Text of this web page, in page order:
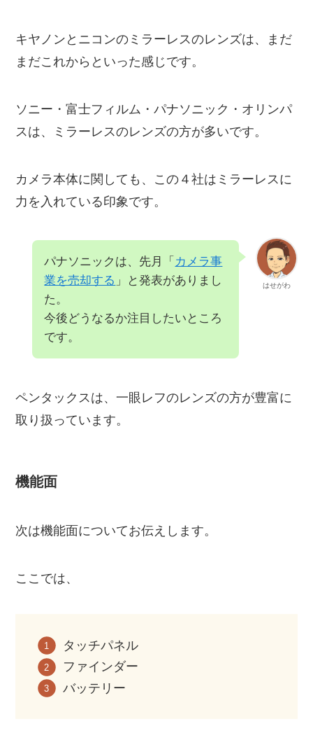
キヤノンとニコンのミラーレスのレンズは、まだ
まだこれからといった感じです。
ソニー・富士フィルム・パナソニック・オリンパ
スは、ミラーレスのレンズの方が多いです。
カメラ本体に関しても、この４社はミラーレスに
力を入れている印象です。
はせがわ
パナソニックは、先月「 カメラ事
業を売却する 」と発表がありまし
た。
今後どうなるか注目したいところ
です。
ペンタックスは、一眼レフのレンズの方が豊富に
取り扱っています。
機能面
次は機能面についてお伝えします。
ここでは、
タッチパネル
ファインダー
バッテリー